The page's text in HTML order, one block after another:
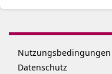
Nutzungsbedingungen
Datenschutz